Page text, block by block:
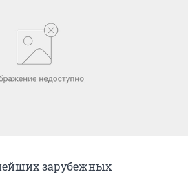
зарубежных